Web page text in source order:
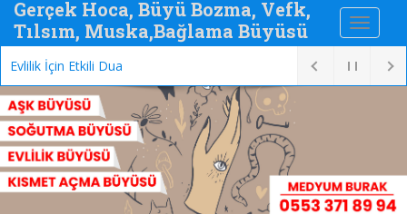
Gerçek Hoca, Büyü Bozma, Vefk,
Tılsım, Muska,Bağlama Büyüsü
Evlilik İçin Etkili Dua